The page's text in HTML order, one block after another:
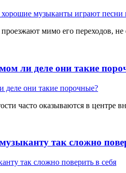
мимо его переходов,
ли деле они такие
часто оказываются в центре
так сложно